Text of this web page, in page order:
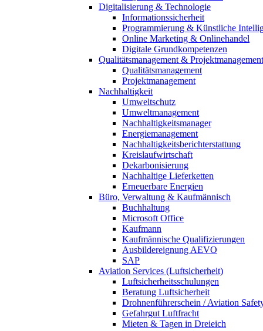
Digitalisierung & Technologie
Informationssicherheit
Programmierung & Künstliche
Online Marketing & Onlinehandel
Digitale Grundkompetenzen
Qualitätsmanagement & Projektmanagement
Qualitätsmanagement
Projektmanagement
Nachhaltigkeit
Umweltschutz
Umweltmanagement
Nachhaltigkeitsmanager
Energiemanagement
Nachhaltigkeitsberichterstattung
Kreislaufwirtschaft
Dekarbonisierung
Nachhaltige Lieferketten
Erneuerbare Energien
Büro, Verwaltung & Kaufmännisch
Buchhaltung
Microsoft Office
Kaufmann
Kaufmännische Qualifizierungen
Ausbildereignung AEVO
SAP
Aviation Services (Luftsicherheit)
Luftsicherheitsschulungen
Beratung Luftsicherheit
Drohnenführerschein / Aviation
Gefahrgut Luftfracht
Mieten & Tagen in Dreieich